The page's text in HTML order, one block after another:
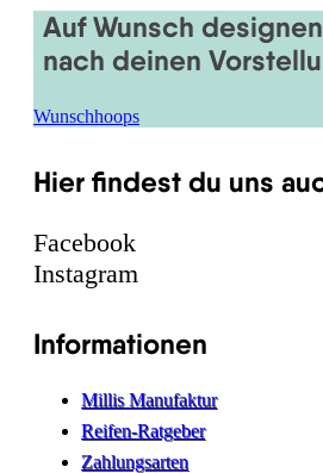
Auf Wunsch
nach deinen
Wunschhoops
Hier findest du uns
Facebook
Instagram
Informationen
Millis Manufaktur
Reifen-Ratgeber
Zahlungsarten